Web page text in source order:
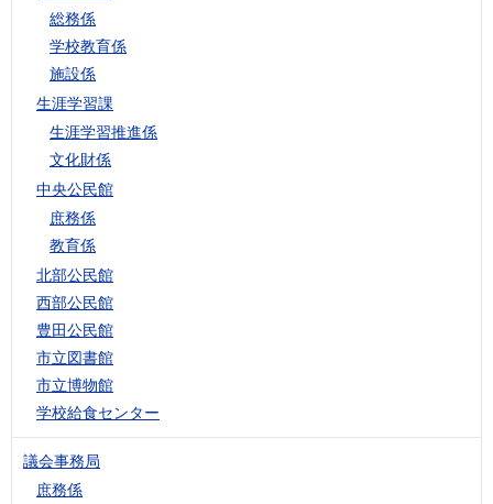
総務係
学校教育係
施設係
生涯学習課
生涯学習推進係
文化財係
中央公民館
庶務係
教育係
北部公民館
西部公民館
豊田公民館
市立図書館
市立博物館
学校給食センター
議会事務局
庶務係